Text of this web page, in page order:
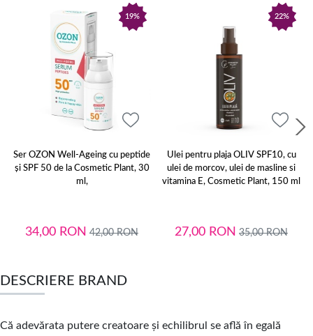
19%
Ser OZON Well-Ageing cu peptide
și SPF 50 de la Cosmetic Plant, 30
ml,
34,00 RON 42,00RON
22%
Ulei pentru plaja OLIV SPF10, cu
ulei de morcov, ulei de masline si
vitamina E, Cosmetic Plant, 150 ml
27,00 RON 35,00RON
DESCRIERE BRAND
Că adevărata putere creatoare și echilibrul se află în egală